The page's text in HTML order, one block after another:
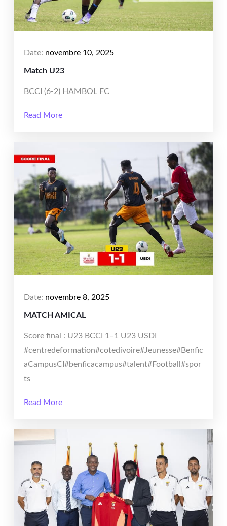
Date: novembre 10, 2025
Match U23
BCCI (6-2) HAMBOL FC
Read More
Date: novembre 8, 2025
MATCH AMICAL
Score final : U23 BCCI 1–1 U23 USDI
#centredeformation#cotedivoire#Jeunesse#Benfic
aCampusCI#benficacampus#talent#Football#spor
ts
Read More